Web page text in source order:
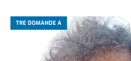
TRE DOMANDE A